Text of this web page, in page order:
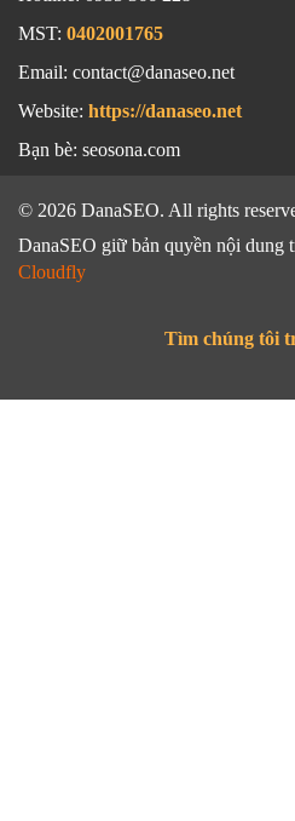
MST: 0402001765
Email: contact@danaseo.net
Website: https://danaseo.net
Bạn bè: seosona.com
© 2026 DanaSEO. All rights
DanaSEO giữ bản quyền nội dung
Cloudfly
Tìm chúng tôi